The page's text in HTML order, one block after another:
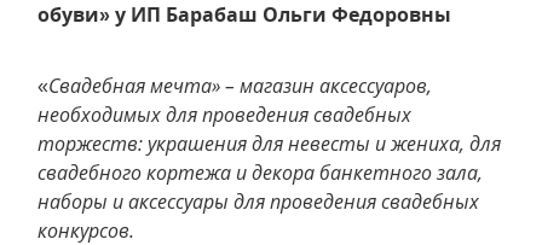
обуви» у ИП Барабаш Ольги Федоровны
«Свадебная мечта» – магазин аксессуаров,
необходимых для проведения свадебных
торжеств: украшения для невесты и жениха, для
свадебного кортежа и декора банкетного зала,
наборы и аксессуары для проведения свадебных
конкурсов.